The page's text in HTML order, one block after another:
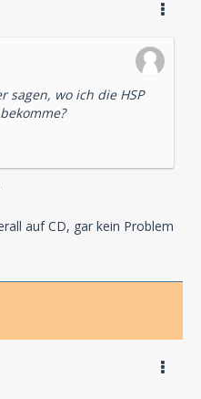
sagen, wo ich die HSP
auf CD, gar kein Problem